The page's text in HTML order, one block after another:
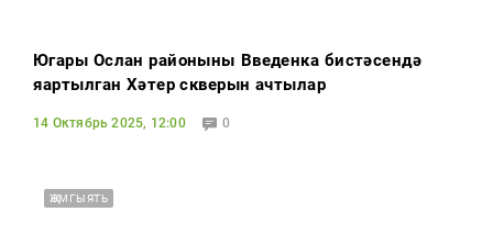
Югары Ослан районының Введенка бистәсендә
яңартылган Хәтер скверын ачтылар
14 Октябрь 2025, 12:00 0
ҖӘМГЫЯТЬ